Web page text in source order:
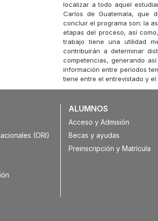
localizar a todo aquel
Carlos de Guatemala, que
concluir el programa son: la
etapas del proceso, así
trabajo tiene una utilidad
contribuirán a determinar
competencias, generando
información entre periodos
tiene entre el entrevistado y el
(ORI)
ALUMNOS
Acceso y Admisión
Becas y ayudas
Preinscripción y Matrícula